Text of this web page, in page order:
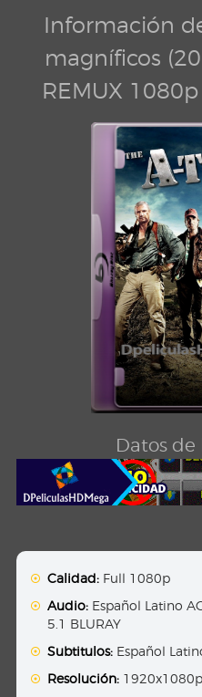
Información
magníficos
REMUX
Datos
Calidad: Full 1080p
Audio: Español Latino
5.1 BLURAY
Subtitulos: Español
Resolución: 1920x1080p